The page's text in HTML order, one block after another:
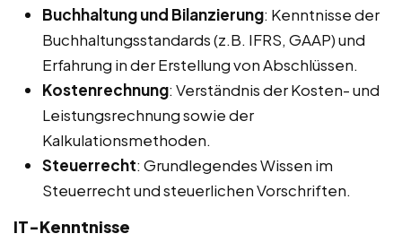
Buchhaltung und Bilanzierung: Kenntnisse der
Buchhaltungsstandards (z.B. IFRS, GAAP) und
Erfahrung in der Erstellung von Abschlüssen.
Kostenrechnung: Verständnis der Kosten- und
Leistungsrechnung sowie der
Kalkulationsmethoden.
Steuerrecht: Grundlegendes Wissen im
Steuerrecht und steuerlichen Vorschriften.
IT-Kenntnisse